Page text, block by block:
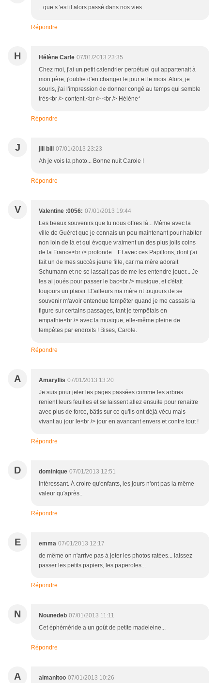
...que s 'est il alors passé dans nos vies ...
Répondre
H Hélène Carle 07/01/2013 23:35
Chez moi, j'ai un petit calendrier perpétuel qui appartenait à
mon père, j'oublie d'en changer le jour et le mois. Alors, je
souris, j'ai l'impression de donner congé au temps qui semble
très<br /> content.<br /> <br /> Hélène*
Répondre
J jill bill
07/01/2013 23:23
Ah je vois la photo... Bonne nuit Carole !
Répondre
V Valentine :0056: 07/01/2013 19:44
Les beaux souvenirs que tu nous offres là... Même avec la
ville de Guéret que je connais un peu maintenant pour habiter
non loin de là et qui évoque vraiment un des plus jolis coins
de la France<br /> profonde... Et avec ces Papillons, dont j'ai
fait un de mes succès jeune fille, car ma mère adorait
Schumann et ne se lassait pas de me les entendre jouer... Je
les ai joués pour passer le bac<br /> musique, et c'était
toujours un plaisir. D'ailleurs ma mère rit toujours de se
souvenir m'avoir entendue tempêter quand je me cassais la
figure sur certains passages, tant je tempêtais en
empathie<br /> avec la musique, elle-même pleine de
tempêtes par endroits ! Bises, Carole.
Répondre
A Amaryllis 07/01/2013 13:20
Je suis pour jeter les pages passées comme les arbres
renient leurs feuilles et se laissent allez ensuite pour renaitre
avec plus de force, bâtis sur ce qu'ils ont déjà vécu mais
vivant au jour le<br /> jour en avancant envers et contre tout !
Répondre
D dominique 07/01/2013 12:51
intéressant. À croire qu'enfants, les jours n'ont pas la même
valeur qu'après..
Répondre
E emma 07/01/2013 12:17
de même on n'arrive pas à jeter les photos ratées... laissez
passer les petits papiers, les paperoles...
Répondre
N Nounedeb 07/01/2013 11:11
Cet éphéméride a un goût de petite madeleine...
Répondre
A almanitoo 07/01/2013 10:26